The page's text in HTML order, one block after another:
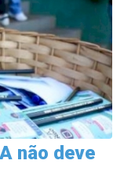
não deve